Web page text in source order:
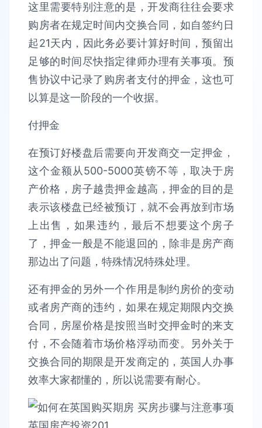
这里需要特别注意的是，开发商往往会要求
购房者在规定时间内交换合同，如自签约日
起21天内，因此务必要计算好时间，预留出
足够的时间尽快指定律师办理有关事项。预
售协议中记录了购房者支付的押金，这也可
以算是这一阶段的一个收据。
付押金
在预订好楼盘后需要向开发商交一定押金，
这个金额从500-5000英镑不等，取决于房
产价格，房子越贵押金越高，押金的目的是
表示该楼盘已经被预订，就不会再放到市场
上出售，如果违约，最后不想要这个房子
了，押金一般是不能退回的，除非是房产商
那边出了问题，特殊情况特殊处理。
还有押金的另外一个作用是制约房价的变动
或者房产商的违约，如果在规定期限内交换
合同，房屋价格是按照当时交押金时的来支
付，不会随着市场价格浮动而变。另外关于
交换合同的期限是开发商定的，英国人办事
效率大家都懂的，所以说需要有耐心。